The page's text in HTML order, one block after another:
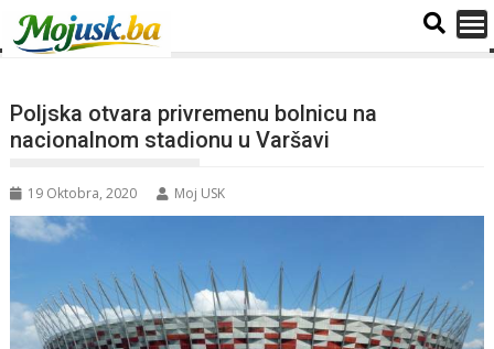
Poljska otvara privremenu bolnicu na
nacionalnom stadionu u Varšavi
19 Oktobra, 2020 Moj USK